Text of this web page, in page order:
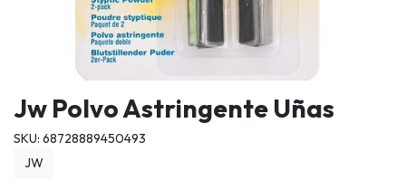
Jw Polvo Astringente Uñas
SKU: 68728889450493
JW